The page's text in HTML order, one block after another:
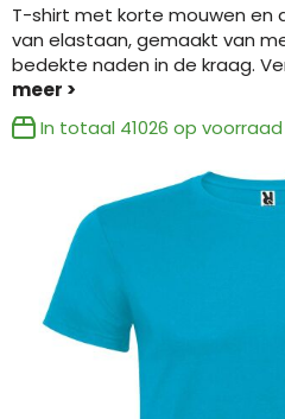
Caps, Hoeden en Mutsen
Dekens, Fleecedekens en
Handschoenen en Sjaals
Jassen
Kledingaccessoires
Ondergoed, Sokken en
T-shirt met korte mouwen en
van elastaan, gemaakt van
bedekte naden in de kraag.
In totaal 41026 op voorraad